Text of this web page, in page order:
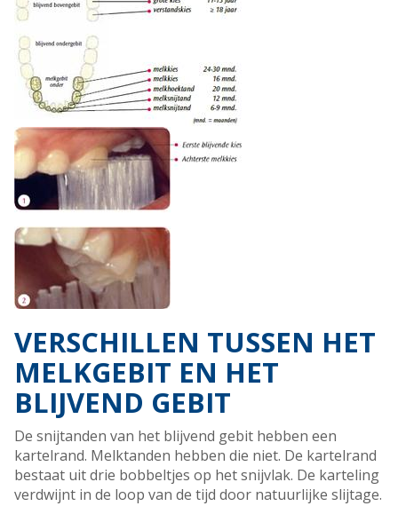
VERSCHILLEN TUSSEN HET
MELKGEBIT EN HET
BLIJVEND GEBIT
De snijtanden van het blijvend gebit hebben een
kartelrand. Melktanden hebben die niet. De kartelrand
bestaat uit drie bobbeltjes op het snijvlak. De karteling
verdwijnt in de loop van de tijd door natuurlijke slijtage.